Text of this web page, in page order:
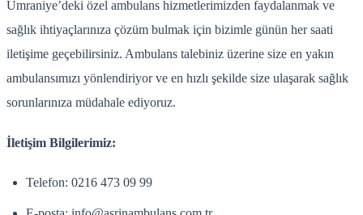
Ümraniye’deki özel ambulans hizmetlerimizden faydalanmak ve
sağlık ihtiyaçlarınıza çözüm bulmak için bizimle günün her saati
iletişime geçebilirsiniz. Ambulans talebiniz üzerine size en yakın
ambulansımızı yönlendiriyor ve en hızlı şekilde size ulaşarak sağlık
sorunlarınıza müdahale ediyoruz.
İletişim Bilgilerimiz:
Telefon: 0216 473 09 99